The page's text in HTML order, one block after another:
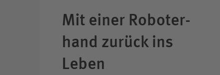
Mit einer Roboter­
hand zurück ins
Leben